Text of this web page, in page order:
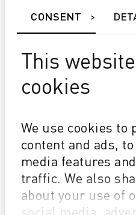
CONSENT
This
cookies
We use cookies to
content and ads,
media features
traffic. We also
about your use of
social media,
Creado por impresores
diseñado teniendo en
impresión gráfica y
MÁS